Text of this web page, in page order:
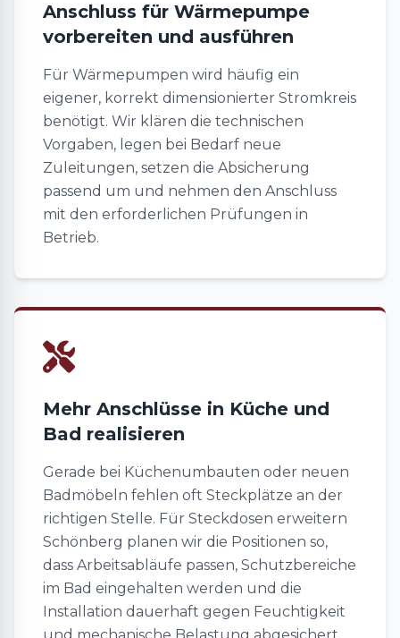
Anschluss für Wärmepumpe
vorbereiten und ausführen
Für Wärmepumpen wird häufig ein
eigener, korrekt dimensionierter Stromkreis
benötigt. Wir klären die technischen
Vorgaben, legen bei Bedarf neue
Zuleitungen, setzen die Absicherung
passend um und nehmen den Anschluss
mit den erforderlichen Prüfungen in
Betrieb.
Mehr Anschlüsse in Küche und
Bad realisieren
Gerade bei Küchenumbauten oder neuen
Badmöbeln fehlen oft Steckplätze an der
richtigen Stelle. Für Steckdosen erweitern
Schönberg planen wir die Positionen so,
dass Arbeitsabläufe passen, Schutzbereiche
im Bad eingehalten werden und die
Installation dauerhaft gegen Feuchtigkeit